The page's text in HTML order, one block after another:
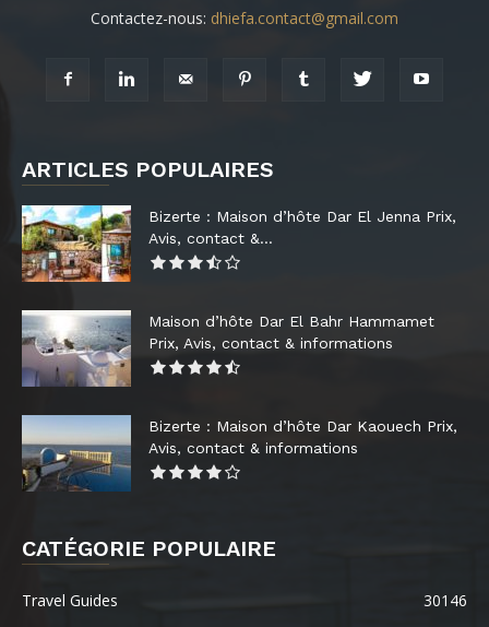
Contactez-nous: dhiefa.contact@gmail.com
ARTICLES POPULAIRES
Bizerte : Maison d’hôte Dar El Jenna Prix,
Avis, contact &...
Maison d’hôte Dar El Bahr Hammamet
Prix, Avis, contact & informations
Bizerte : Maison d’hôte Dar Kaouech Prix,
Avis, contact & informations
CATÉGORIE POPULAIRE
Travel Guides
30146